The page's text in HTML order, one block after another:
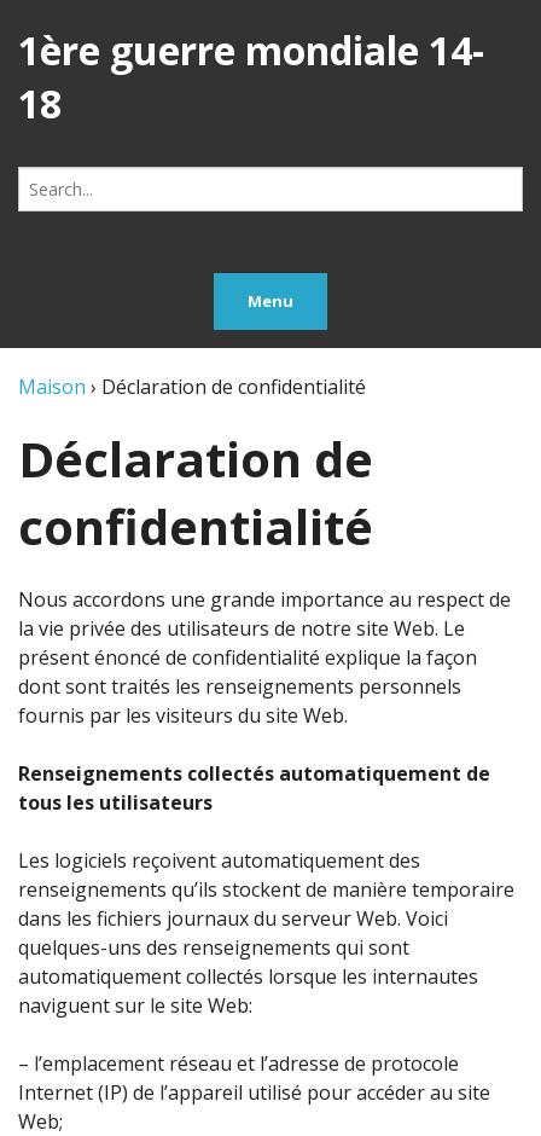
1ère guerre mondiale 14-
18
Search
for:
Menu
Maison › Déclaration de confidentialité
Déclaration de
confidentialité
Nous accordons une grande importance au respect de
la vie privée des utilisateurs de notre site Web. Le
présent énoncé de confidentialité explique la façon
dont sont traités les renseignements personnels
fournis par les visiteurs du site Web.
Renseignements collectés automatiquement de
tous les utilisateurs
Les logiciels reçoivent automatiquement des
renseignements qu’ils stockent de manière temporaire
dans les fichiers journaux du serveur Web. Voici
quelques-uns des renseignements qui sont
automatiquement collectés lorsque les internautes
naviguent sur le site Web:
– l’emplacement réseau et l’adresse de protocole
Internet (IP) de l’appareil utilisé pour accéder au site
Web;